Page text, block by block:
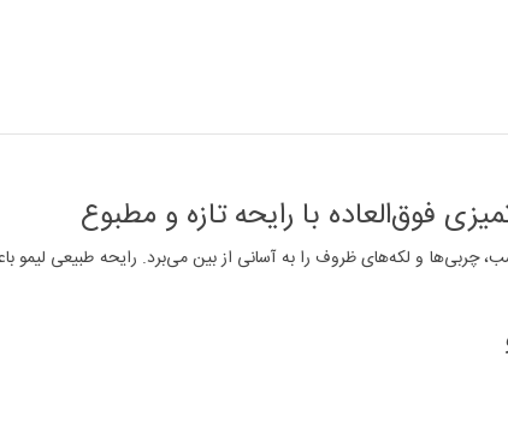
و کف مناسب، چربی‌ها و لکه‌های ظروف را به آسانی از بین می‌برد. رایحه